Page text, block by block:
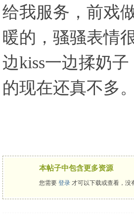
给我服务，前戏
暖的，骚骚表情
边kiss一边揉奶
的现在还真不多
本帖子中包含更多资源
您需要 登录 才可以下载或查看，没